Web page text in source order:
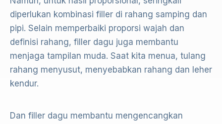
diperlukan kombinasi filler di rahang samping dan
pipi. Selain memperbaiki proporsi wajah dan
definisi rahang, filler dagu juga membantu
menjaga tampilan muda. Saat kita menua, tulang
rahang menyusut, menyebabkan rahang dan leher
kendur.
Dan filler dagu membantu mengencangkan